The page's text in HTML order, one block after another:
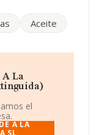
al publico.
CNAE como
La
exteriores.
de
Esquina S.L
su domicilio
núm. 17 Piso
Aceite
La
el
A LA
SL